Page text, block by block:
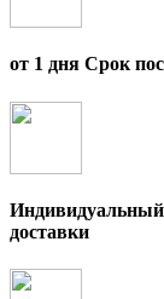
от 1 дня Срок
Индивидуальный
доставки